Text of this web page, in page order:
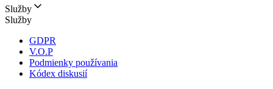
Služby
Služby
GDPR
V.O.P
Podmienky používania
Kódex diskusií